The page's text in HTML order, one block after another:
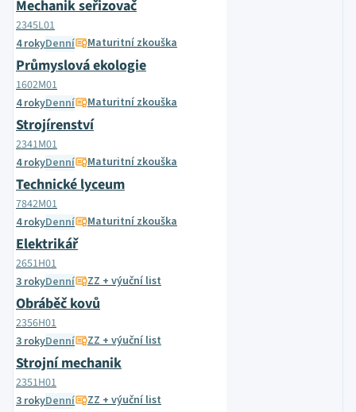
Mechanik seřizovač
2345L01
4 rokyDenní Maturitní zkouška
Průmyslová ekologie
1602M01
4 rokyDenní Maturitní zkouška
Strojírenství
2341M01
4 rokyDenní Maturitní zkouška
Technické lyceum
7842M01
4 rokyDenní Maturitní zkouška
Elektrikář
2651H01
3 rokyDenní ZZ + výuční list
Obráběč kovů
2356H01
3 rokyDenní ZZ + výuční list
Strojní mechanik
2351H01
3 rokyDenní ZZ + výuční list